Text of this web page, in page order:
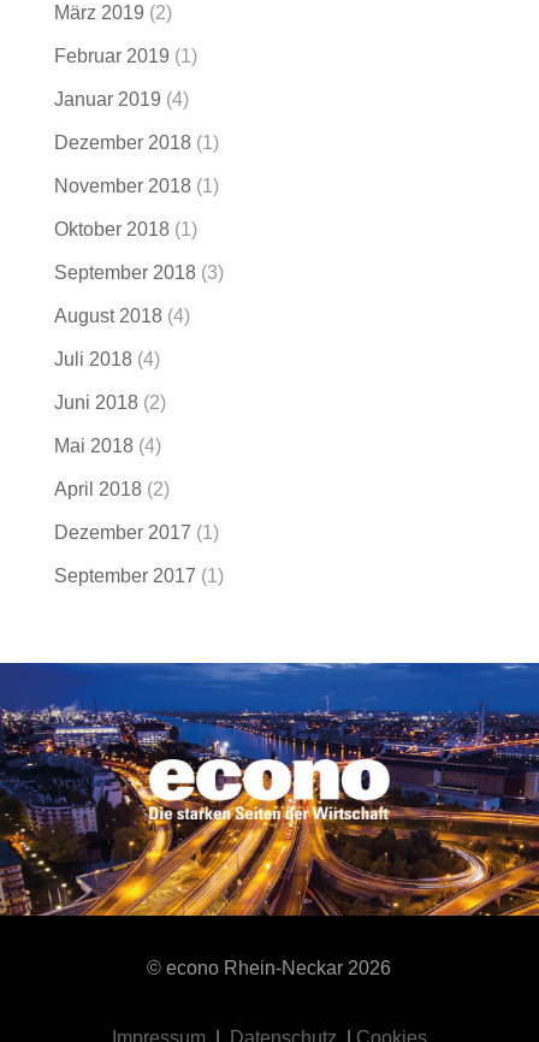
März 2019 (2)
Februar 2019 (1)
Januar 2019 (4)
Dezember 2018(1)
November 2018(1)
Oktober 2018(1)
September 2018(3)
August 2018(4)
Juli 2018(4)
Juni 2018(2)
Mai 2018(4)
April 2018(2)
Dezember 2017 (1)
September 2017 (1)
© econo Rhein-Neckar 2026
Impressum| Datenschutz Cookies